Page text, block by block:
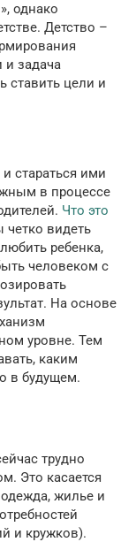
однако
Детство –
и задача
ставить цели и
стараться ими
в процессе
Что это
четко видеть
ребенка,
человеком с
На основе
уровне. Тем
каким
в будущем.
трудно
Это касается
жилье и
и кружков).